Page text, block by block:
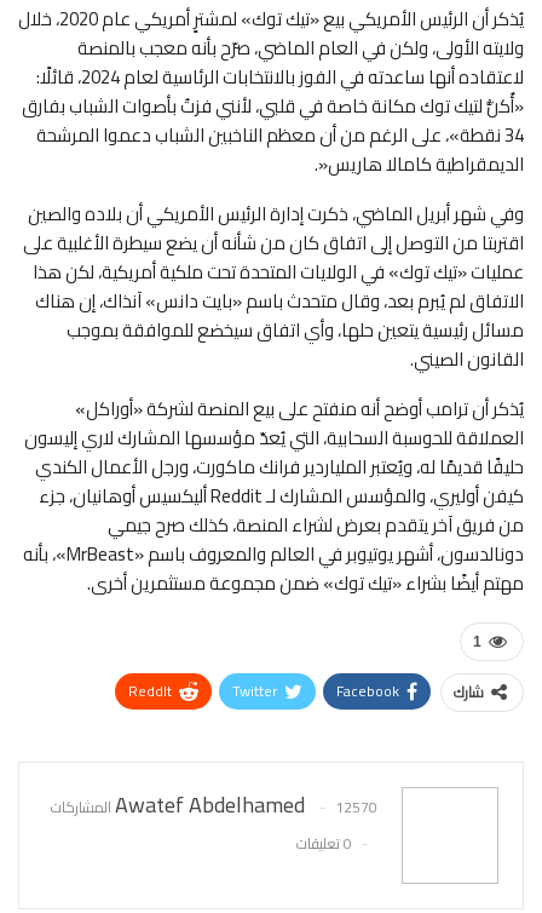
يُذكر أن الرئيس الأمريكي بيع «تيك توك» لمشترٍ أمريكي عام 2020، خلال
ولايته الأولى، ولكن في العام الماضي، صرّح بأنه معجب بالمنصة
لاعتقاده أنها ساعدته في الفوز بالانتخابات الرئاسية لعام 2024، قائلًا:
«أُكنُّ لتيك توك مكانة خاصة في قلبي، لأنني فزتُ بأصوات الشباب بفارق
34 نقطة»، على الرغم من أن معظم الناخبين الشباب دعموا المرشحة
الديمقراطية كامالا هاريس«.
وفي شهر أبريل الماضي، ذكرت إدارة الرئيس الأمريكي أن بلاده والصين
اقتربتا من التوصل إلى اتفاق كان من شأنه أن يضع سيطرة الأغلبية على
عمليات «تيك توك» في الولايات المتحدة تحت ملكية أمريكية، لكن هذا
الاتفاق لم يُبرم بعد، وقال متحدث باسم «بايت دانس» آنذاك، إن هناك
مسائل رئيسية يتعين حلها، وأي اتفاق سيخضع للموافقة بموجب
القانون الصيني.
يُذكر أن ترامب أوضح أنه منفتح على بيع المنصة لشركة «أوراكل»
العملاقة للحوسبة السحابية، التي يُعدّ مؤسسها المشارك لاري إليسون
حليفًا قديمًا له، ويُعتبر الملياردير فرانك ماكورت، ورجل الأعمال الكندي
كيفن أوليري، والمؤسس المشارك لـ Reddit أليكسيس أوهانيان، جزء
من فريق آخر يتقدم بعرض لشراء المنصة، كذلك صرح جيمي
دونالدسون، أشهر يوتيوبر في العالم والمعروف باسم «MrBeast»، بأنه
مهتم أيضًا بشراء «تيك توك» ضمن مجموعة مستثمرين أخرى.
1
شارك Facebook
Twitter
ReddIt
Awatef Abdelhamed
12570 المشاركات
0 تعليقات